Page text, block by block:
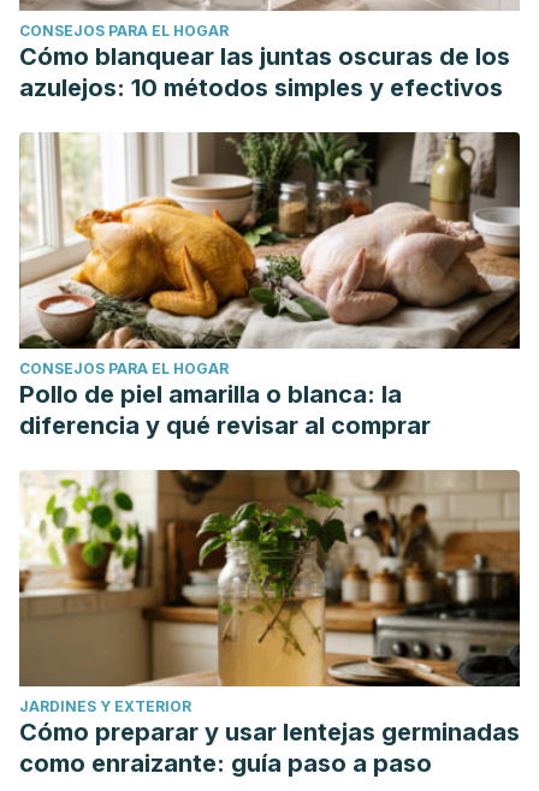
CONSEJOS PARA EL HOGAR
Cómo blanquear las juntas oscuras de los
azulejos: 10 métodos simples y efectivos
CONSEJOS PARA EL HOGAR
Pollo de piel amarilla o blanca: la
diferencia y qué revisar al comprar
JARDINES Y EXTERIOR
Cómo preparar y usar lentejas germinadas
como enraizante: guía paso a paso